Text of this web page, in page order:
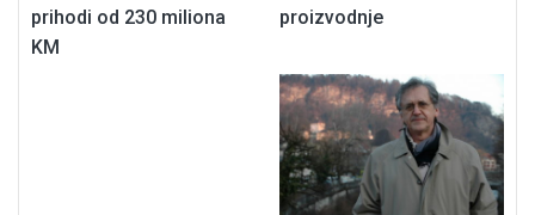
prihodi od 230 miliona
KM
proizvodnje